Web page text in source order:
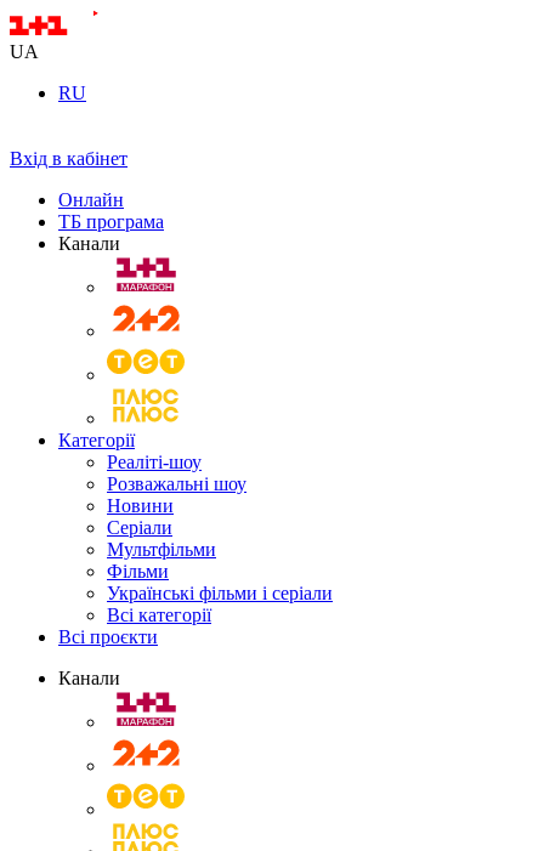
UA
RU
Вхід в кабінет
Онлайн
ТБ програма
Канали
Категорії
Реаліті-шоу
Розважальні шоу
Новини
Серіали
Мультфільми
Фільми
Українські фільми і серіали
Всі категорії
Всі проєкти
Канали